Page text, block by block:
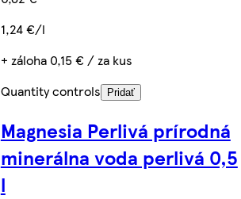
1,24 €/l
+ záloha 0,15 € / za kus
Quantity controls
Pridať
Magnesia Perlivá prírodná
minerálna voda perlivá 0,5
l